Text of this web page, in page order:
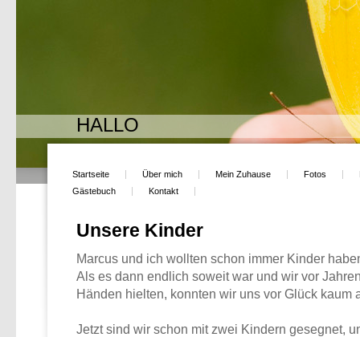
HALLO
Startseite Über mich Mein Zuhause Fotos
Gästebuch
Kontakt
Unsere Kinder
Marcus und ich wollten schon immer Kinder
Als es dann endlich soweit war und wir vor
Händen hielten, konnten wir uns vor Glück kaum
Jetzt sind wir schon mit zwei Kindern gesegnet,